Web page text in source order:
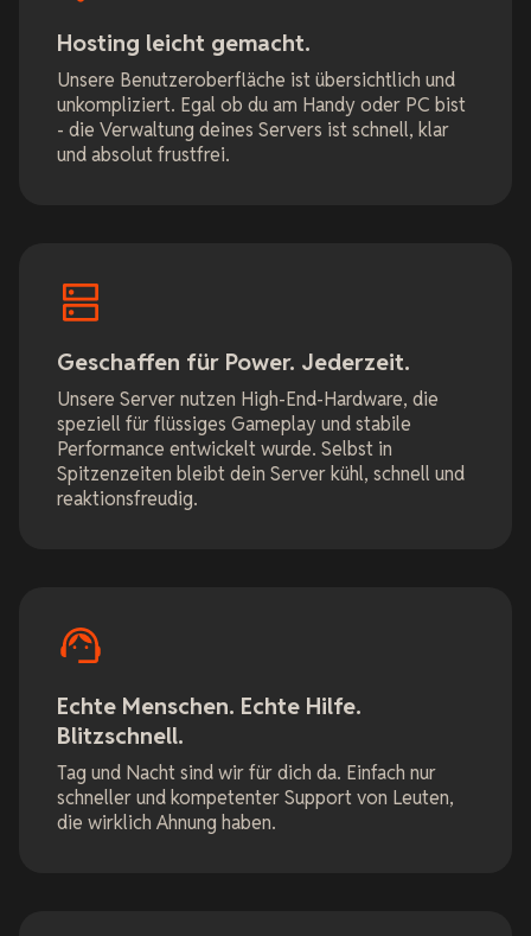
Hosting leicht gemacht.
Unsere Benutzeroberfläche ist übersichtlich und
unkompliziert. Egal ob du am Handy oder PC bist
- die Verwaltung deines Servers ist schnell, klar
und absolut frustfrei.
Geschaffen für Power. Jederzeit.
Unsere Server nutzen High-End-Hardware, die
speziell für flüssiges Gameplay und stabile
Performance entwickelt wurde. Selbst in
Spitzenzeiten bleibt dein Server kühl, schnell und
reaktionsfreudig.
Echte Menschen. Echte Hilfe.
Blitzschnell.
Tag und Nacht sind wir für dich da. Einfach nur
schneller und kompetenter Support von Leuten,
die wirklich Ahnung haben.